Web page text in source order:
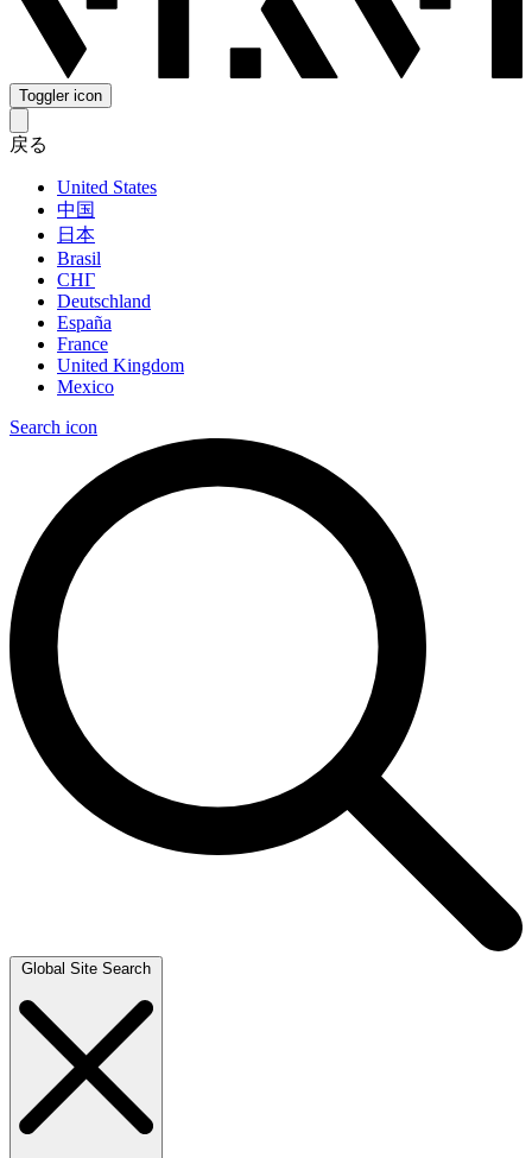
Toggler icon
戻る
United States
中国
日本
Brasil
СНГ
Deutschland
España
France
United Kingdom
Mexico
Search icon
Global Site Search